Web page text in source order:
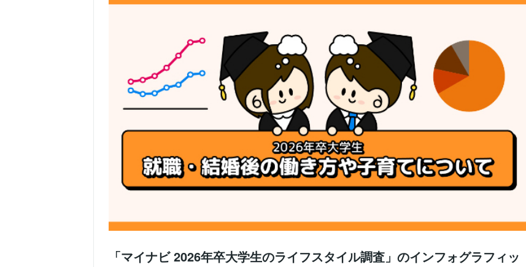
「マイナビ 2026年卒大学生のライフスタイル調査」のインフォグラフィッ